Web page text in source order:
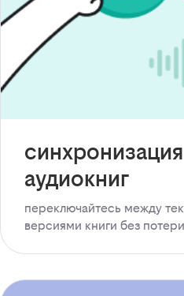
аудиокниг
переключайтесь между
версиями книги без